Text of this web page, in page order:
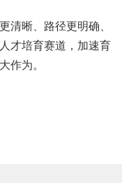
清晰、路径更明确、
才培育赛道，加速育
作为。